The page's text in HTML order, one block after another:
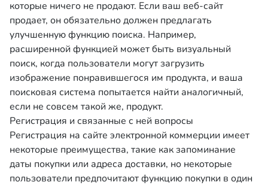
которые ничего не продают. Если ваш веб-сайт
продает, он обязательно должен предлагать
улучшенную функцию поиска. Например,
расширенной функцией может быть визуальный
поиск, когда пользователи могут загрузить
изображение понравившегося им продукта, и ваша
поисковая система попытается найти аналогичный,
если не совсем такой же, продукт.
Регистрация и связанные с ней вопросы
Регистрация на сайте электронной коммерции имеет
некоторые преимущества, такие как запоминание
даты покупки или адреса доставки, но некоторые
пользователи предпочитают функцию покупки в один